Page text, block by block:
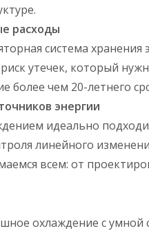
расходы
система
утечек, который
более чем 20-летнего
энергии
идеально
линейного
всем: от
охлаждение с умной